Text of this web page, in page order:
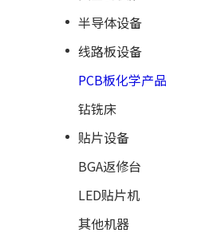
半导体设备
线路板设备
PCB板化学产品
钻铣床
贴片设备
BGA返修台
LED贴片机
其他机器